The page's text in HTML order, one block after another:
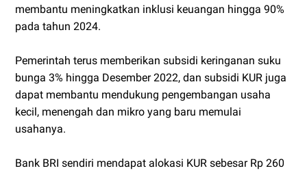
membantu meningkatkan inklusi keuangan hingga 90%
pada tahun 2024.
Pemerintah terus memberikan subsidi keringanan suku
bunga 3% hingga Desember 2022, dan subsidi KUR juga
dapat membantu mendukung pengembangan usaha
kecil, menengah dan mikro yang baru memulai
usahanya.
Bank BRI sendiri mendapat alokasi KUR sebesar Rp 260